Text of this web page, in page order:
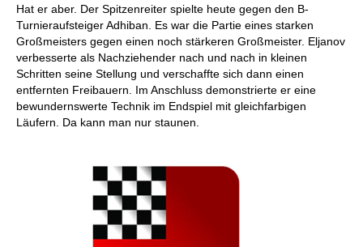
Hat er aber. Der Spitzenreiter spielte heute gegen den B-
Turnieraufsteiger Adhiban. Es war die Partie eines starken
Großmeisters gegen einen noch stärkeren Großmeister. Eljanov
verbesserte als Nachziehender nach und nach in kleinen
Schritten seine Stellung und verschaffte sich dann einen
entfernten Freibauern. Im Anschluss demonstrierte er eine
bewundernswerte Technik im Endspiel mit gleichfarbigen
Läufern. Da kann man nur staunen.